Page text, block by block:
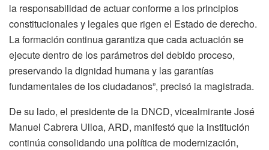
la responsabilidad de actuar conforme a los principios
constitucionales y legales que rigen el Estado de derecho.
La formación continua garantiza que cada actuación se
ejecute dentro de los parámetros del debido proceso,
preservando la dignidad humana y las garantías
fundamentales de los ciudadanos”, precisó la magistrada.
De su lado, el presidente de la DNCD, vicealmirante José
Manuel Cabrera Ulloa, ARD, manifestó que la institución
continúa consolidando una política de modernización,